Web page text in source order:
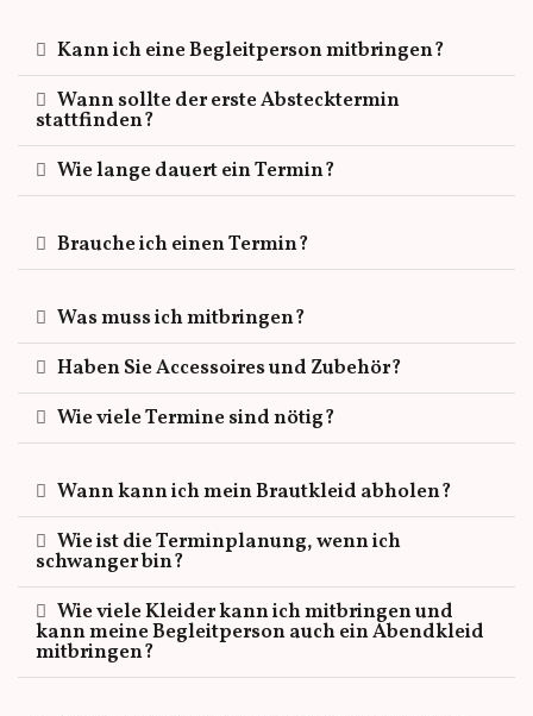
Kann ich eine Begleitperson mitbringen?
Wann sollte der erste Abstecktermin
stattfinden?
Wie lange dauert ein Termin?
Brauche ich einen Termin?
Was muss ich mitbringen?
Haben Sie Accessoires und Zubehör?
Wie viele Termine sind nötig?
Wann kann ich mein Brautkleid abholen?
Wie ist die Terminplanung, wenn ich
schwanger bin?
Wie viele Kleider kann ich mitbringen und
kann meine Begleitperson auch ein Abendkleid
mitbringen?